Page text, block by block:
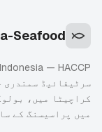
Seafood
سرٹیفائیڈ سمندری
کراچیٹا میں،
میں پراسیسنگ کے